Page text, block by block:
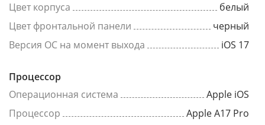
Цвет корпуса
белый
Цвет фронтальной панели
черный
Версия ОС на момент выхода
iOS 17
Процессор
Операционная система
Apple iOS
Процессор
Apple A17 Pro